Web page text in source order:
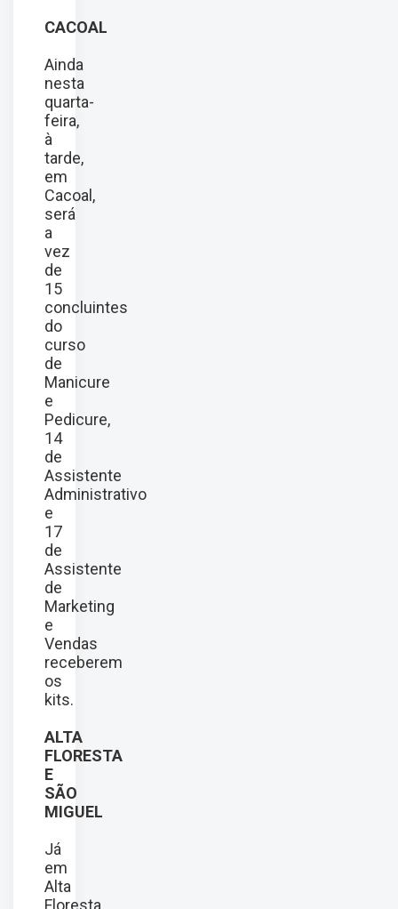
CACOAL
Ainda
nesta
quarta-
feira,
à
tarde,
em
Cacoal,
será
a
vez
de
15
concluintes
do
curso
de
Manicure
e
Pedicure,
14
de
Assistente
Administrativo
e
17
de
Assistente
de
Marketing
e
Vendas
receberem
os
kits.
ALTA
FLORESTA
E
SÃO
MIGUEL
Já
em
Alta
Floresta